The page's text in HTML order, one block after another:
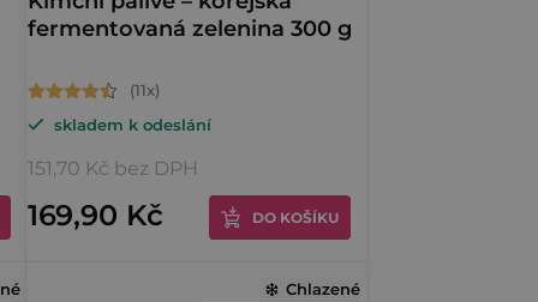
fermentovaná zelenina 300 g
Průměrné
hodnocení
produktu
4,9
skladem k odeslání
151,70 Kč bez DPH
169,90 Kč DO KOŠÍKU
Chlazené